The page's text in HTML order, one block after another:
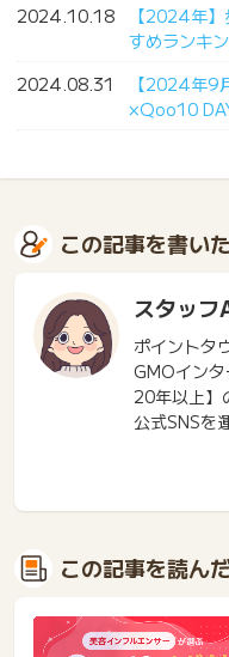
2024.10.18
【2024年
すめランキ
2024.08.31
【2024年9
×Qoo10
この記事を書い
スタッフ
ポイントタ
GMOイン
20年以上】
公式SNSを
この記事を読ん